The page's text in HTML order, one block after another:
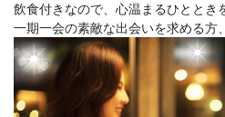
飲食付きなので、心温まるひととき
一期一会の素敵な出会いを求める方